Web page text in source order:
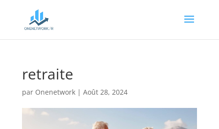
retraite
par Onenetwork| Août 28, 2024